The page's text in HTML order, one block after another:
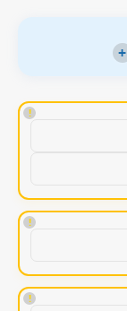
+
!
!
!